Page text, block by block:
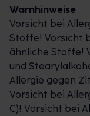
Tipps für die
Bevor Sie die
anwenden,
gesäubert
anschließend
Warnhinweise
Vorsicht bei
Stoffe! Vorsicht
ähnliche Stoffe!
und
Allergie gegen
Vorsicht bei
C)! Vorsicht bei